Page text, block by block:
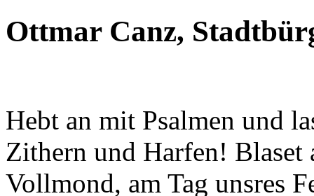
Ottmar Canz,
Hebt an mit Psalmen und
Zithern und Harfen! Blaset
Vollmond, am Tag unsres